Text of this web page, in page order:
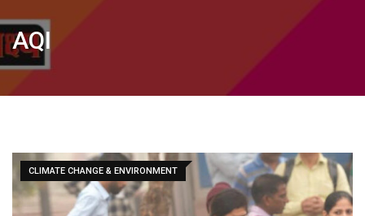
AQI
CLIMATE CHANGE & ENVIRONMENT